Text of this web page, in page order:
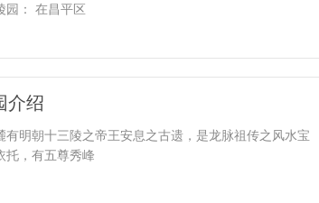
园： 在昌平区
介绍
明朝十三陵之帝王安息之古遗，是龙脉祖传之风水宝
托，有五尊秀峰